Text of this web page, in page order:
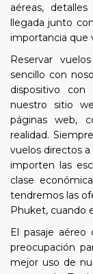
aéreas,
llegada junto
importancia que
Reservar
sencillo con
dispositivo
nuestro sitio
páginas web,
realidad.
vuelos directos
importen las
clase
tendremos las
Phuket, cuando
El pasaje
preocupación
mejor uso de